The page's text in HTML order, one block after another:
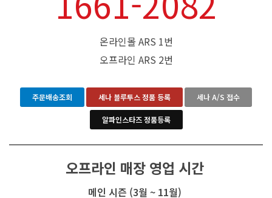
온라인몰 ARS 1번
오프라인 ARS 2번
주문배송조회 세나 블루투스 정품 등록 세나 A/S 접수
알파인스타즈 정품등록
오프라인 매장 영업 시간
메인 시즌 (3월 ~ 11월)